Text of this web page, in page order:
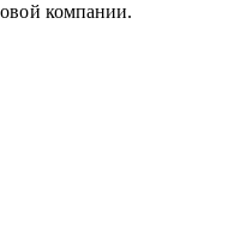
компании.